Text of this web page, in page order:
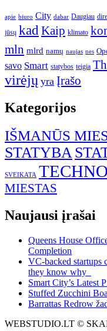
apie biuro City dabar Daugiau
jūsų kad Kaip klimato
mln mlrd namų naujas nes
savo Smart statybos teigia
virėjų yra Įrašo
Kategorijos
IŠMANŪS
STATYBA
SVEIKATA
MIESTAS
Naujausi įrašai
Queens House
Completion
VC-backed startups
they know why
Smart City’s Latest
Stuffed Zucchini
Barrattas Redrow
WEBSTUDIO.LT ©